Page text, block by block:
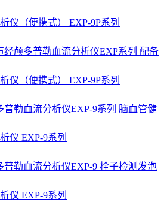
仪（便携式） EXP-9P系列
仪（便携式） EXP-9P系列
仪 EXP-9系列
仪 EXP-9系列